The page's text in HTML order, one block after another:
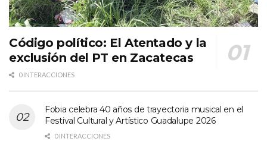
Código político: El Atentado y la
exclusión del PT en Zacatecas
0 INTERACCIONES
Fobia celebra 40 años de trayectoria musical en el
Festival Cultural y Artístico Guadalupe 2026
0 INTERACCIONES